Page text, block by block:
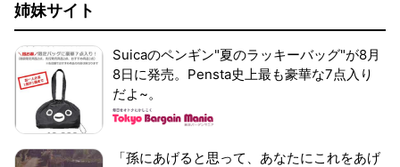
姉妹サイト
Suicaのペンギン"夏のラッキーバッグ"が8月
8日に発売。Pensta史上最も豪華な7点入り
だよ~。
「孫にあげると思って、あなたにこれをあげ